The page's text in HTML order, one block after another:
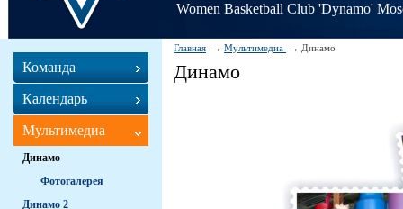
Women Basketball Club 'Dynamo'
Главная Мультимедиа Динамо
Динамо
Команда
Календарь
Мультимедиа
Динамо
Фотогалерея
Динамо 2